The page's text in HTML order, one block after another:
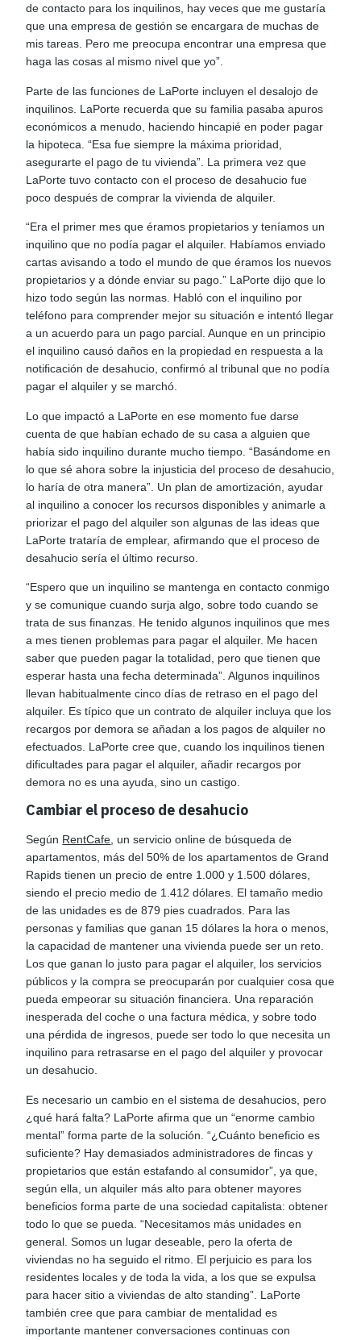
de contacto para los inquilinos, hay veces que me gustaría
que una empresa de gestión se encargara de muchas de
mis tareas. Pero me preocupa encontrar una empresa que
haga las cosas al mismo nivel que yo”.
Parte de las funciones de LaPorte incluyen el desalojo de
inquilinos. LaPorte recuerda que su familia pasaba apuros
económicos a menudo, haciendo hincapié en poder pagar
la hipoteca. “Esa fue siempre la máxima prioridad,
asegurarte el pago de tu vivienda”. La primera vez que
LaPorte tuvo contacto con el proceso de desahucio fue
poco después de comprar la vivienda de alquiler.
“Era el primer mes que éramos propietarios y teníamos un
inquilino que no podía pagar el alquiler. Habíamos enviado
cartas avisando a todo el mundo de que éramos los nuevos
propietarios y a dónde enviar su pago.” LaPorte dijo que lo
hizo todo según las normas. Habló con el inquilino por
teléfono para comprender mejor su situación e intentó llegar
a un acuerdo para un pago parcial. Aunque en un principio
el inquilino causó daños en la propiedad en respuesta a la
notificación de desahucio, confirmó al tribunal que no podía
pagar el alquiler y se marchó.
Lo que impactó a LaPorte en ese momento fue darse
cuenta de que habían echado de su casa a alguien que
había sido inquilino durante mucho tiempo. “Basándome en
lo que sé ahora sobre la injusticia del proceso de desahucio,
lo haría de otra manera”. Un plan de amortización, ayudar
al inquilino a conocer los recursos disponibles y animarle a
priorizar el pago del alquiler son algunas de las ideas que
LaPorte trataría de emplear, afirmando que el proceso de
desahucio sería el último recurso.
“Espero que un inquilino se mantenga en contacto conmigo
y se comunique cuando surja algo, sobre todo cuando se
trata de sus finanzas. He tenido algunos inquilinos que mes
a mes tienen problemas para pagar el alquiler. Me hacen
saber que pueden pagar la totalidad, pero que tienen que
esperar hasta una fecha determinada”. Algunos inquilinos
llevan habitualmente cinco días de retraso en el pago del
alquiler. Es típico que un contrato de alquiler incluya que los
recargos por demora se añadan a los pagos de alquiler no
efectuados. LaPorte cree que, cuando los inquilinos tienen
dificultades para pagar el alquiler, añadir recargos por
demora no es una ayuda, sino un castigo.
Cambiar el proceso de desahucio
Según RentCafe, un servicio online de búsqueda de
apartamentos, más del 50% de los apartamentos de Grand
Rapids tienen un precio de entre 1.000 y 1.500 dólares,
siendo el precio medio de 1.412 dólares. El tamaño medio
de las unidades es de 879 pies cuadrados. Para las
personas y familias que ganan 15 dólares la hora o menos,
la capacidad de mantener una vivienda puede ser un reto.
Los que ganan lo justo para pagar el alquiler, los servicios
públicos y la compra se preocuparán por cualquier cosa que
pueda empeorar su situación financiera. Una reparación
inesperada del coche o una factura médica, y sobre todo
una pérdida de ingresos, puede ser todo lo que necesita un
inquilino para retrasarse en el pago del alquiler y provocar
un desahucio.
Es necesario un cambio en el sistema de desahucios, pero
¿qué hará falta? LaPorte afirma que un “enorme cambio
mental” forma parte de la solución. “¿Cuánto beneficio es
suficiente? Hay demasiados administradores de fincas y
propietarios que están estafando al consumidor”, ya que,
según ella, un alquiler más alto para obtener mayores
beneficios forma parte de una sociedad capitalista: obtener
todo lo que se pueda. “Necesitamos más unidades en
general. Somos un lugar deseable, pero la oferta de
viviendas no ha seguido el ritmo. El perjuicio es para los
residentes locales y de toda la vida, a los que se expulsa
para hacer sitio a viviendas de alto standing”. LaPorte
también cree que para cambiar de mentalidad es
importante mantener conversaciones continuas con